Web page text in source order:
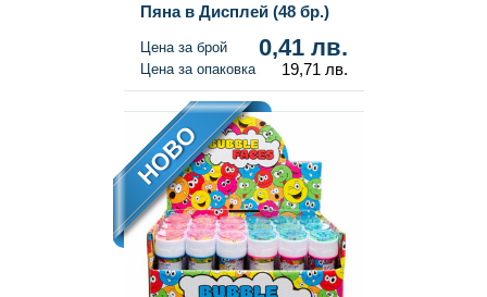
Пяна в Дисплей (48 бр.)
Цена за брой 0,41 лв.
Цена за опаковка 19,71 лв.
НОВО